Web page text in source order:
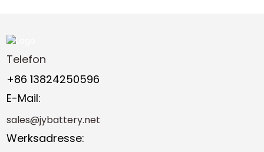
Telefon
+86 13824250596
E-Mail:
sales@jybattery.net
Werksadresse: